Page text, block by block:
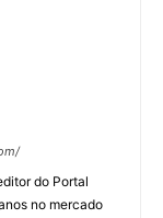
do Portal
no mercado